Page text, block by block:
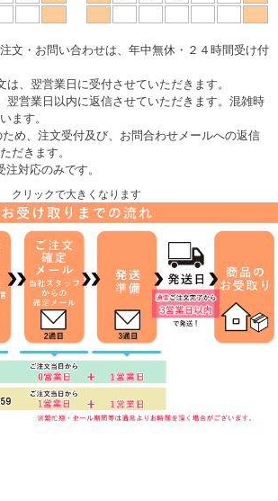
文・お問い合わせは、年中無休・２４時間受け付
は、翌営業日に受付させていただきます。
翌営業日以内に返信させていただきます。混雑時
います。
め、注文受付及び、お問合わせメールへの返信
だきます。
注対応のみです。
クリックで大きくなります